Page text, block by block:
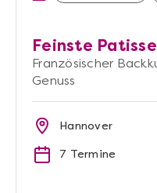
Feinste
Französischer
Genuss
Hannover
7 Termine